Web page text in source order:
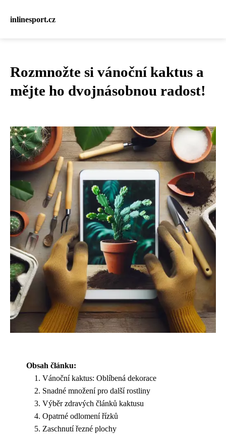
inlinesport.cz
Rozmnožte si vánoční kaktus a
mějte ho dvojnásobnou radost!
Obsah článku:
Vánoční kaktus: Oblíbená dekorace
Snadné množení pro další rostliny
Výběr zdravých článků kaktusu
Opatrné odlomení řízků
Zaschnutí řezné plochy